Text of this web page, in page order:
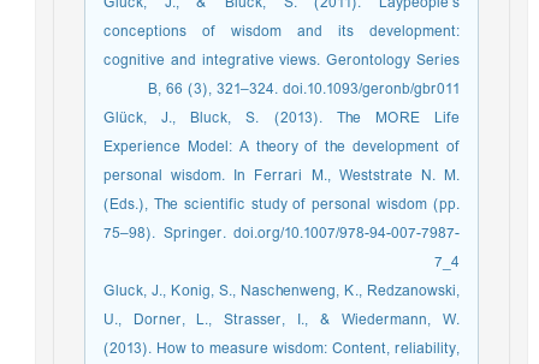
conceptions of wisdom and its development:
cognitive and integrative views. Gerontology Series
B, 66 (3), 321–324. doi.10.1093/geronb/gbr011
Glück, J., Bluck, S. (2013). The MORE Life
Experience Model: A theory of the development of
personal wisdom. In Ferrari M., Weststrate N. M.
(Eds.), The scientific study of personal wisdom (pp.
75–98). Springer. doi.org/10.1007/978-94-007-7987-
7_4
Gluck, J., Konig, S., Naschenweng, K., Redzanowski,
U., Dorner, L., Strasser, I., & Wiedermann, W.
(2013). How to measure wisdom: Content, reliability,